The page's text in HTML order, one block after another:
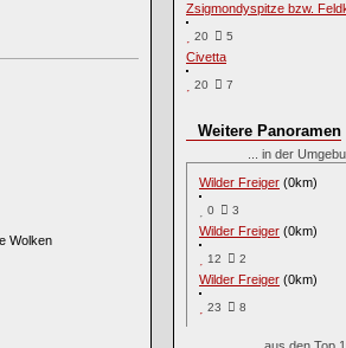
Wolken
Zsigmondyspitze bzw.
20 5
Civetta
20 7
Weitere Panoramen
... in der
Wilder Freiger (0km)
0 3
Wilder Freiger (0km)
12 2
Wilder Freiger (0km)
23 8